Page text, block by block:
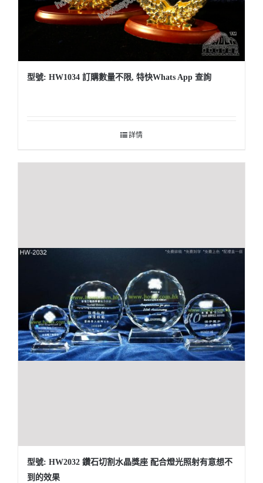
型號: HW1034 訂購數量不限, 特快Whats App 查詢
詳情
型號: HW2032 鑽石切割水晶獎座 配合燈光照射有意想不
到的效果